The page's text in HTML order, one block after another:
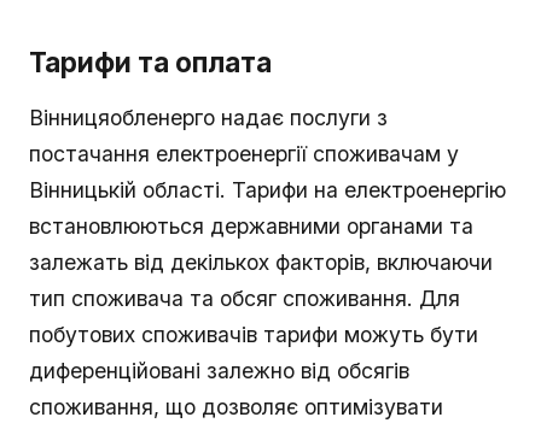
Тарифи та оплата
Вінницяобленерго надає послуги з
постачання електроенергії споживачам у
Вінницькій області. Тарифи на електроенергію
встановлюються державними органами та
залежать від декількох факторів, включаючи
тип споживача та обсяг споживання. Для
побутових споживачів тарифи можуть бути
диференційовані залежно від обсягів
споживання, що дозволяє оптимізувати